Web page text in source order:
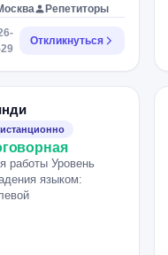
Репетиторы
Откликнуться
работы Уровень
языком: